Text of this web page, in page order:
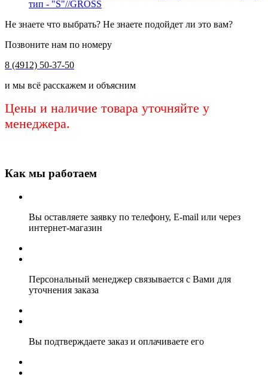
тип - "S"//GROSS
Не знаете что выбрать? Не знаете подойдет ли это вам?
Позвоните нам по номеру
8 (4912) 50-37-50
и мы всё расскажем и объясним
Цены и наличие товара уточняйте у
менеджера.
Как мы работаем
Вы оставляете заявку по телефону, E-mail или через
интернет-магазин
Персональный менеджер связывается с Вами для
уточнения заказа
Вы подтверждаете заказ и оплачиваете его